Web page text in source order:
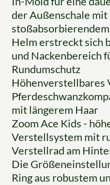
der Außenschale mit
Helm erstreckt sich
und Nackenbereich
Rundumschutz
Höhenverstellbares
mit längerem Haar
Zoom Ace Kids -
Verstellsystem mit
Verstellrad am
Die
Ring aus robustem